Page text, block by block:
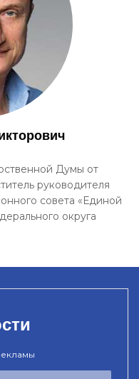
Думы от
руководителя
совета «Единой
округа